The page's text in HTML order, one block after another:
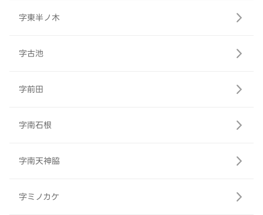
字東半ノ木
字古池
字前田
字南石根
字南天神脇
字ミノカケ